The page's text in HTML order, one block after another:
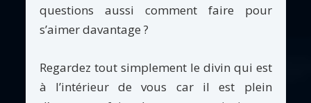
questions aussi comment faire pour
s’aimer davantage ?
Regardez tout simplement le divin qui est
à l’intérieur de vous car il est plein